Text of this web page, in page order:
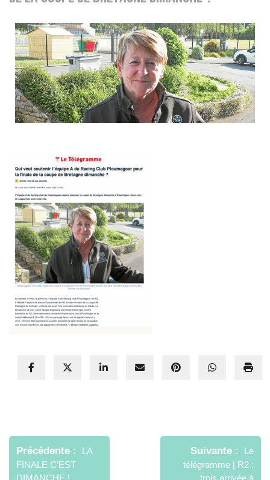
de
l’article
Précédente
LA
FINALE C’EST
Suivante
Le
télégramme | R2 :